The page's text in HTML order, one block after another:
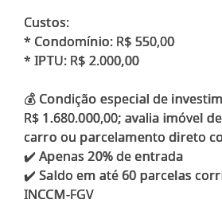
Custos:
* Condomínio: R$ 550,00
* IPTU: R$ 2.000,00
💰 Condição especial de
R$ 1.680.000,00; avalia imóvel
carro ou parcelamento direto
✔️ Apenas 20% de entrada
✔️ Saldo em até 60 parcelas
INCCM-FGV